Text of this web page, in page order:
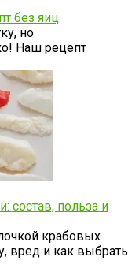
без яиц
но
Наш рецепт
состав, польза и
крабовых
вред и как выбрать